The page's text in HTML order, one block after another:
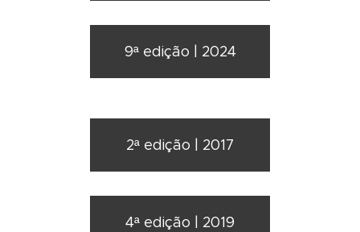
9ª edição | 2024
2ª edição | 2017
4ª edição | 2019